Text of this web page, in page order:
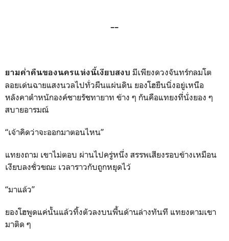
––
ยามค่ำคืนของนครแห่งนี้เงียบสงบ มีเพียงดวงจันทร์กลมโต
ลอยเด่นฉายแสงนวลไปทั่วผืนแผ่นดิน ยองโฮยืนนิ่งอยู่เหนือ
หลังคาตำหนักองค์ชายรัชทายาท ข้าง ๆ กันคือแทยงที่นั่งยอง ๆ
สบายอารมณ์
“เจ้าคิดว่าจะออกมาตอนไหน”
แทยงถาม เขาไม่ตอบ ผ่านไปครู่หนึ่ง สรรพเสียงรอบข้างเหมือน
เงียบลงชั่วขณะ เวลาราวกับถูกหยุดไว้
“มาแล้ว”
ยองโฮพูดแค่นั้นแล้วทิ้งตัวลงบนพื้นด้านล่างทันที แทยงตามเขา
มาติด ๆ